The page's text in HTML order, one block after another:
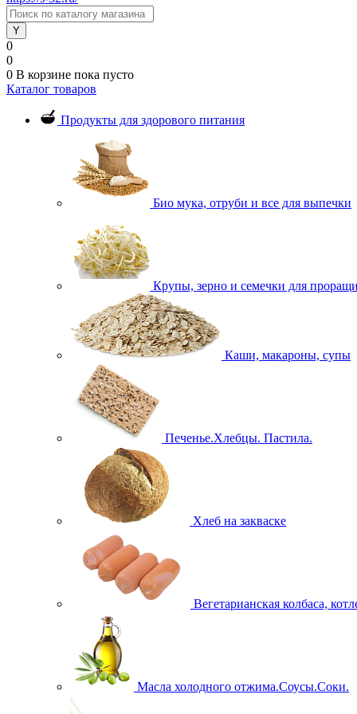
0
0
0 В корзине пока пусто
Каталог товаров
Продукты для здорового питания
Био мука, отруби и все для выпечки
Крупы, зерно и семечки для
Каши, макароны, супы
Печенье.Хлебцы. Пастила.
Хлеб на закваске
Вегетарианская колбаса,
Масла холодного отжима.Соусы.Соки.